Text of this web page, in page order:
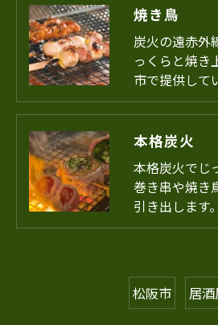
焼き鳥
炭火の遠赤外
っくらと焼き
市で提供して
本格炭火
本格炭火でじ
巻き串や焼き
引き出します
松阪市 居酒